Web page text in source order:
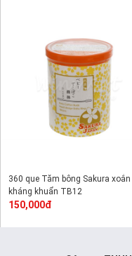
360 que Tăm bông Sakura xoắn
kháng khuẩn TB12
150,000đ